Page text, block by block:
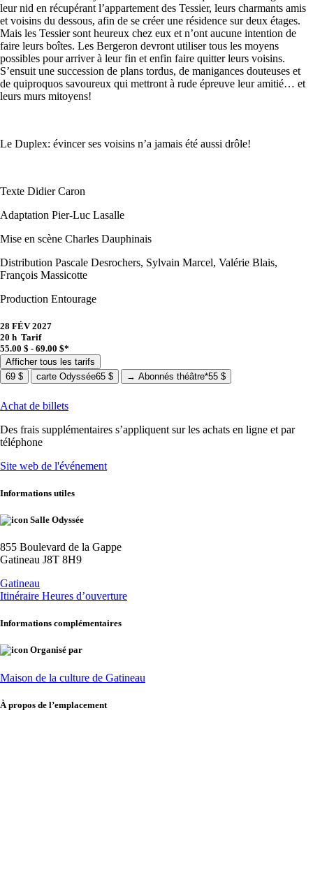
leur nid en récupérant l’appartement des Tessier, leurs charmants amis
et voisins du dessous, afin de se créer une résidence sur deux étages.
Mais les Tessier sont heureux chez eux et n’ont aucune intention de
faire leurs boîtes. Les Bergeron devront utiliser tous les moyens
possibles pour arriver à leur fin et enfin faire quitter leurs voisins.
S’ensuit une succession de plans tordus, de manigances douteuses et
de quiproquos savoureux qui mettront à rude épreuve leur amitié… et
leurs murs mitoyens!
Le Duplex: évincer ses voisins n’a jamais été aussi drôle!
Texte Didier Caron
Adaptation Pier-Luc Lasalle
Mise en scène Charles Dauphinais
Distribution Pascale Desrochers, Sylvain Marcel, Valérie Blais,
François Massicotte
Production Entourage
28 FÉV 2027
20 h Tarif
55.00 $ - 69.00 $*
Afficher tous les tarifs
69 $
carte Odyssée65 $ → Abonnés théâtre*55 $
Achat de billets
Des frais supplémentaires s’appliquent sur les achats en ligne et par
téléphone
Site web de l'événement
Informations utiles
Salle Odyssée
855 Boulevard de la Gappe
Gatineau J8T 8H9
Gatineau
Itinéraire Heures d’ouverture
Informations complémentaires
Organisé par
Maison de la culture de Gatineau
À propos de l’emplacement